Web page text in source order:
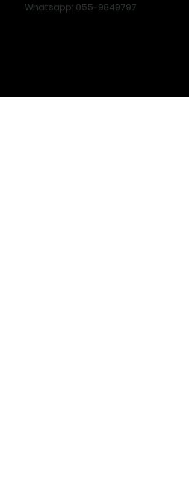
Whatsapp: 055-9849797